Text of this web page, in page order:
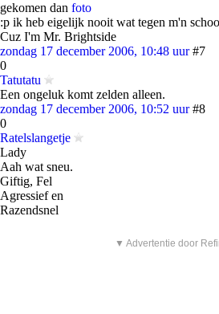
gekomen dan foto
:p ik heb eigelijk nooit wat tegen m'n
Cuz I'm Mr. Brightside
zondag 17 december 2006, 10:48 uur #7
0
Tatutatu
Een ongeluk komt zelden alleen.
zondag 17 december 2006, 10:52 uur #8
0
Ratelslangetje
Lady
Aah wat sneu.
Giftig, Fel
Agressief en
Razendsnel
▼ Advertentie door